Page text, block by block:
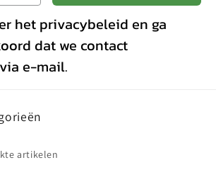
het privacybeleid en ga
dat we contact
e-mail.
artikelen